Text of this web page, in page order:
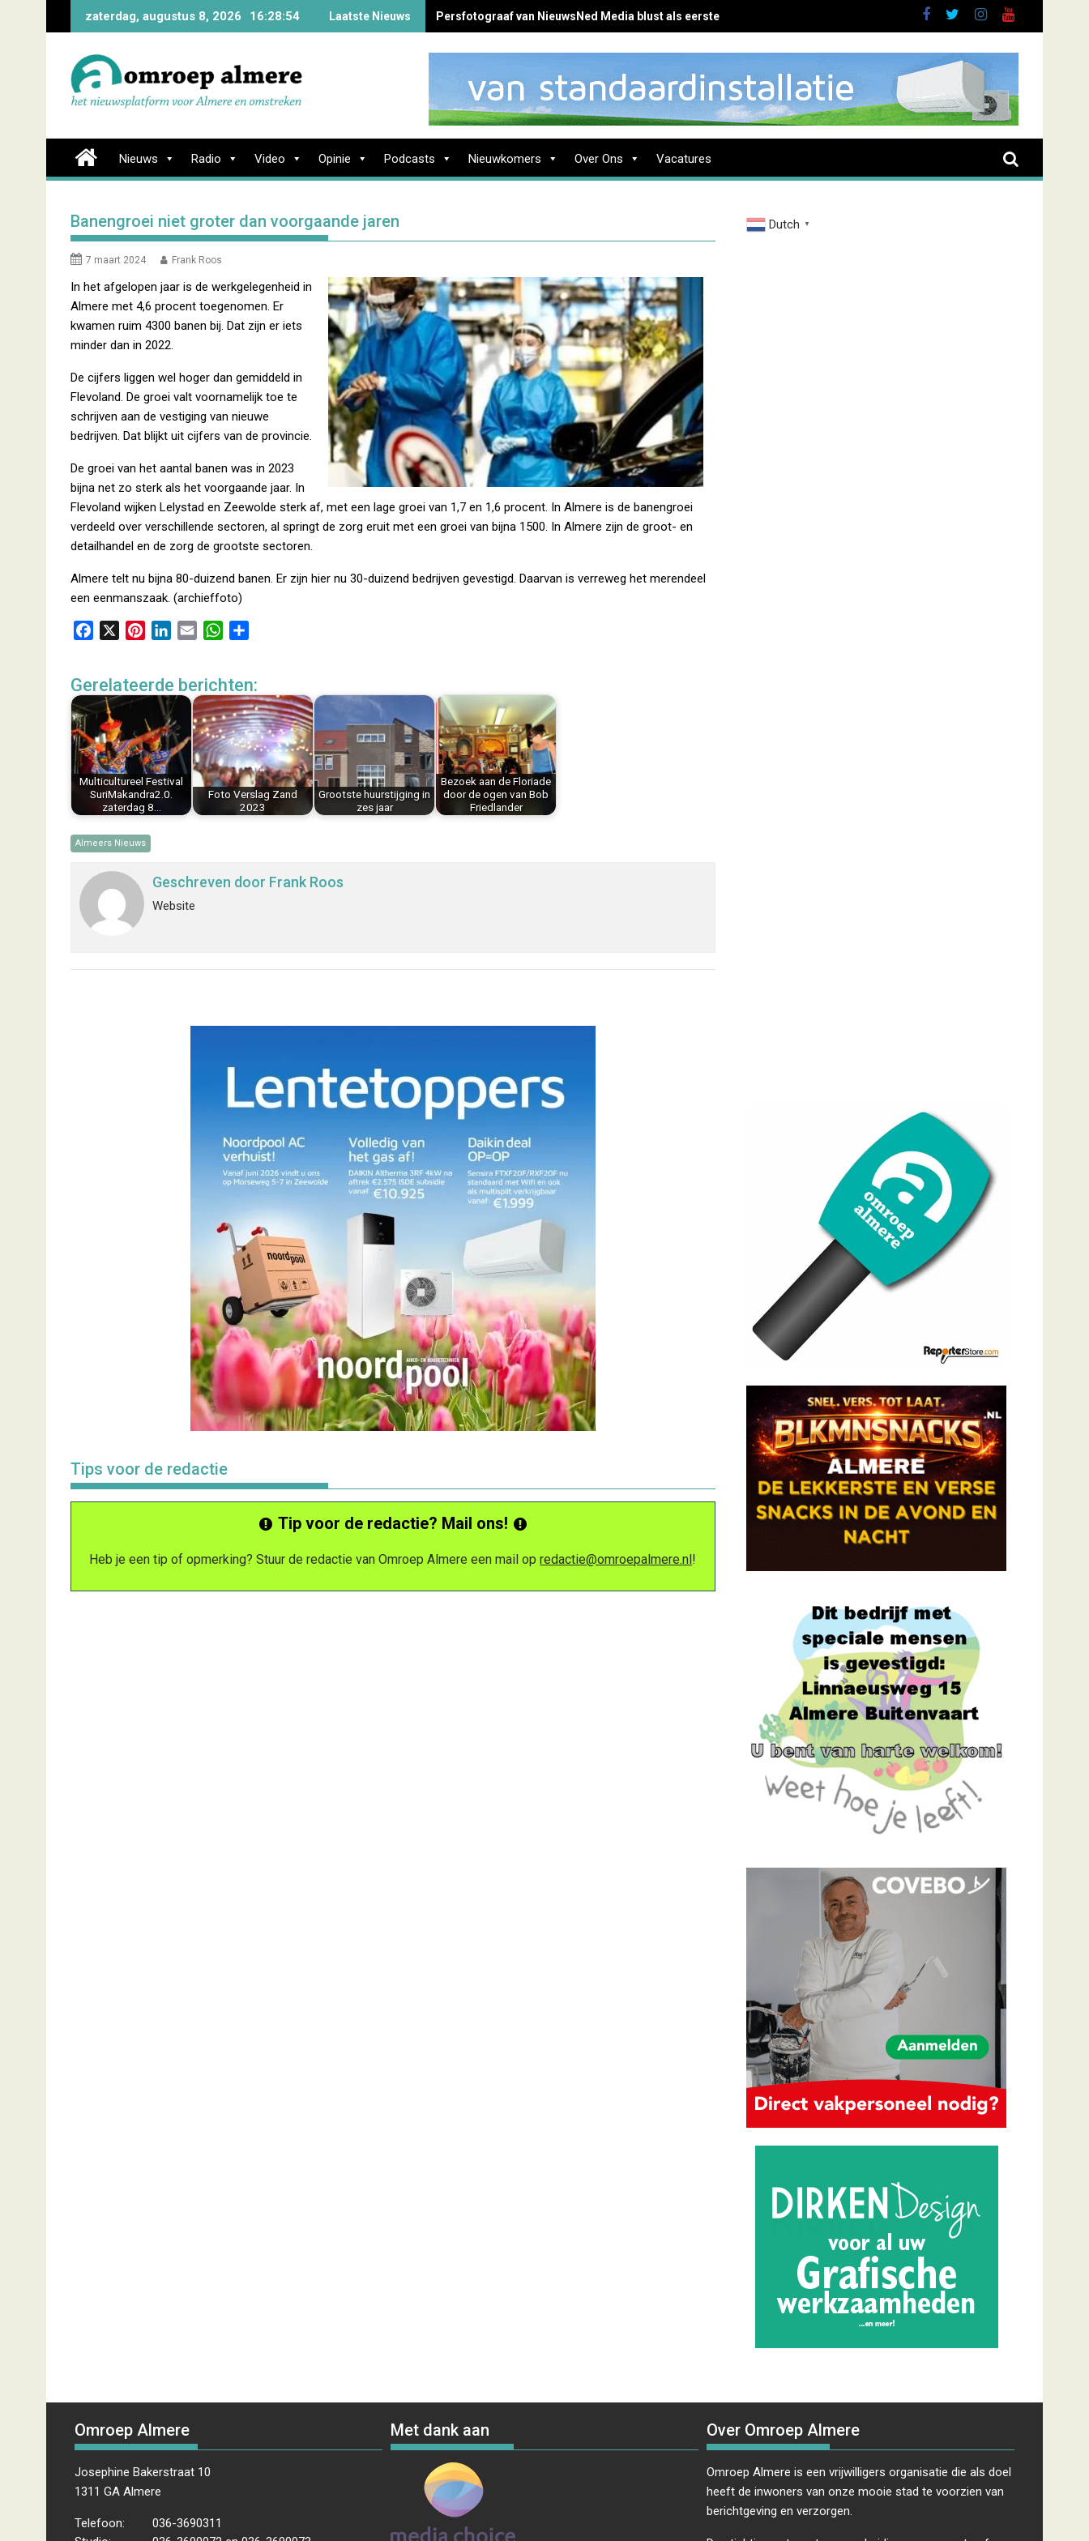
zaterdag, augustus 8, 2026 16:28:55 Laatste Nieuws Persfotograaf van NieuwsNed Media blust als eerste brand Zenderstraat
Nieuws Radio Video Opinie Podcasts Nieuwkomers Over Ons Vacatures
Banengroei niet groter dan voorgaande jaren
7 maart 2024 Frank Roos
In het afgelopen jaar is de werkgelegenheid in
Almere met 4,6 procent toegenomen. Er
kwamen ruim 4300 banen bij. Dat zijn er iets
minder dan in 2022.
De cijfers liggen wel hoger dan gemiddeld in
Flevoland. De groei valt voornamelijk toe te
schrijven aan de vestiging van nieuwe
bedrijven. Dat blijkt uit cijfers van de provincie.
De groei van het aantal banen was in 2023
bijna net zo sterk als het voorgaande jaar. In
Flevoland wijken Lelystad en Zeewolde sterk af, met een lage groei van 1,7 en 1,6 procent. In Almere is de banengroei
verdeeld over verschillende sectoren, al springt de zorg eruit met een groei van bijna 1500. In Almere zijn de groot- en
detailhandel en de zorg de grootste sectoren.
Almere telt nu bijna 80-duizend banen. Er zijn hier nu 30-duizend bedrijven gevestigd. Daarvan is verreweg het merendeel
een eenmanszaak. (archieffoto)
e
b
o
o
k
t
r
e
s
t
k
e
d
I
i
l
W
t
s
A
p
p
e
n
Gerelateerde berichten:
Multicultureel Festival
SuriMakandra2.0.
zaterdag 8…
Foto Verslag Zand
2023
Grootste huurstijging in
zes jaar
Bezoek aan de Floriade
door de ogen van Bob
Friedlander
Almeers Nieuws
Geschreven door Frank Roos
Website
Tips voor de redactie
Tip voor de redactie? Mail ons!
Heb je een tip of opmerking? Stuur de redactie van Omroep Almere een mail opredactie@omroepalmere.nl!
Dutch ▼
Omroep Almere
Josephine Bakerstraat 10
1311 GA Almere
Telefoon:
036-3690311
Met dank aan Over Omroep Almere
Omroep Almere is een vrijwilligers organisatie die als doel
heeft de inwoners van onze mooie stad te voorzien van
berichtgeving en verzorgen.